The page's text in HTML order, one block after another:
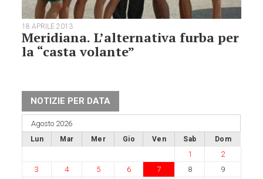
18 APRILE 2013
Meridiana. L’alternativa furba per
la “casta volante”
NOTIZIE PER DATA
Agosto 2026
Lun Mar Mer Gio Ven Sab Dom
1
2
3
4 5 6 7 8
9